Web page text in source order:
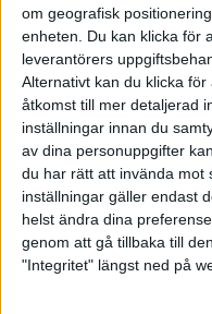
om geografisk
enheten. Du kan klicka för
leverantörers
Alternativt kan du klicka
åtkomst till mer detaljerad
inställningar innan du
av dina personuppgifter
du har rätt att invända mot
inställningar gäller endast
helst ändra dina
genom att gå tillbaka till
"Integritet" längst ned på
Action Jubal
inbjudan
21 augusti 2024 10:41